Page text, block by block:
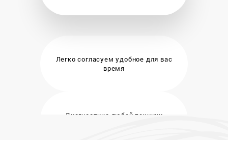
Легко согласуем удобное для вас
время
Диагностика любой техники